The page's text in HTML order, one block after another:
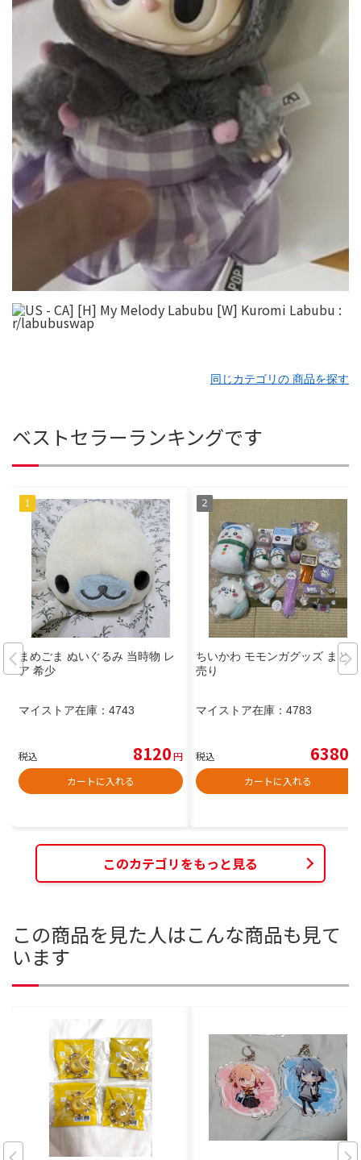
同じカテゴリの 商品を探す
ベストセラーランキングです
まめごま ぬいぐるみ 当時物 レ
ア 希少
マイストア在庫： 4743
税込 8120円
カートに入れる
ちいかわ モモンガグッズ まとめ
売り
マイストア在庫： 4783
税込 6380
カートに入れる
このカテゴリをもっと見る
この商品を見た人はこんな商品も見て
います